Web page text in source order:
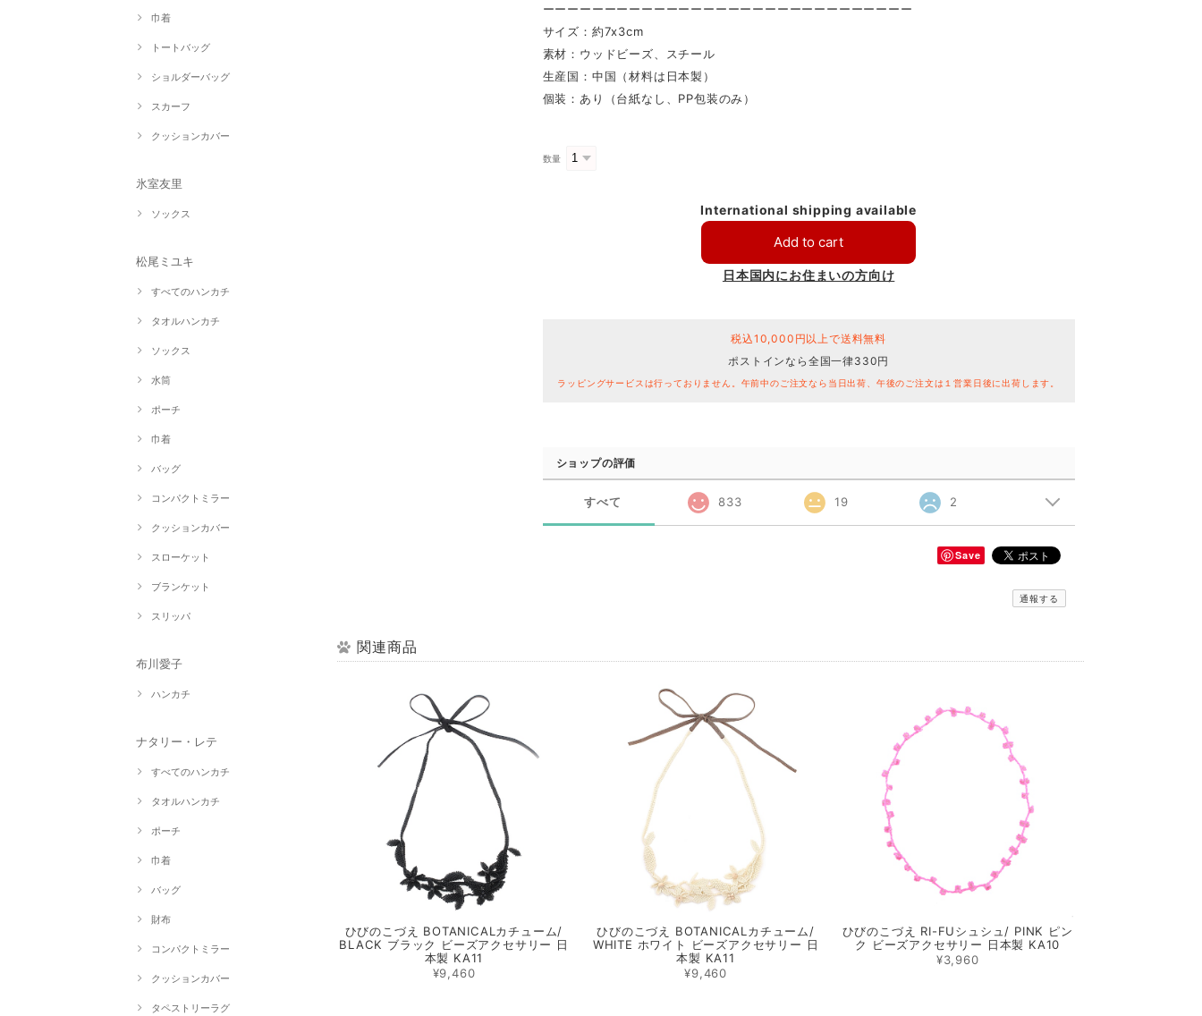
巾着
トートバッグ
ショルダーバッグ
スカーフ
クッションカバー
氷室友里
ソックス
松尾ミユキ
すべてのハンカチ
タオルハンカチ
ソックス
水筒
ポーチ
巾着
バッグ
コンパクトミラー
クッションカバー
スローケット
ブランケット
スリッパ
布川愛子
ハンカチ
ナタリー・レテ
すべてのハンカチ
タオルハンカチ
ポーチ
巾着
バッグ
財布
コンパクトミラー
クッションカバー
タペストリーラグ
ーーーーーーーーーーーーーーーーーーーーーーーーーーーーーー
サイズ：約7x3cm
素材：ウッドビーズ、スチール
生産国：中国（材料は日本製）
個装：あり（台紙なし、PP包装のみ）
数量
International shipping available
Add to cart
日本国内にお住まいの方向け
税込10,000円以上で送料無料
ポストインなら全国一律330円
ラッピングサービスは行っておりません。午前中のご注文なら当日出荷、午後のご注文は１営業日後に出荷します。
ショップの評価
すべて 833 19 2
Save
通報する
関連商品
ひびのこづえ BOTANICALカチューム/
BLACK ブラック ビーズアクセサリー 日
本製 KA11
¥9,460
ひびのこづえ BOTANICALカチューム/
WHITE ホワイト ビーズアクセサリー 日
本製 KA11
¥9,460
ひびのこづえ RI-FUシュシュ/ PINK ピン
ク ビーズアクセサリー 日本製 KA10
¥3,960